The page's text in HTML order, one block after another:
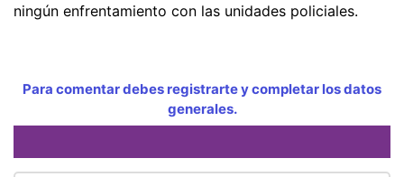
ningún enfrentamiento con las unidades policiales.
Para comentar debes registrarte y completar los datos
generales.